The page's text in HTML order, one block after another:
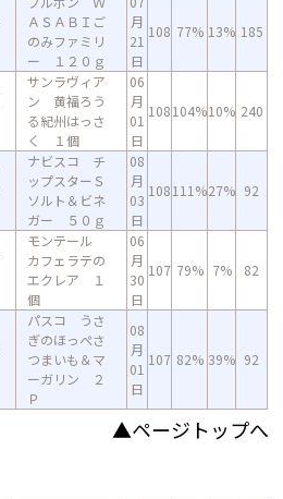
ＡＳＡＢＩご
のみファミリ
ー １２０ｇ
月
21
日
108 77% 13% 185
サンラヴィア
ン 黄福ろう
る紀州はっさ
く １個
06
月
01
日
108104%10% 240
ナビスコ チ
ップスターＳ
ソルト＆ビネ
ガー ５０ｇ
08
月
03
日
108111%27% 92
モンテール
カフェラテの
エクレア １
個
06
月
30
日
107 79% 7% 82
パスコ うさ
ぎのほっぺさ
つまいも＆マ
ーガリン ２
Ｐ
08
月
01
日
107 82% 39% 92
▲ページトップへ